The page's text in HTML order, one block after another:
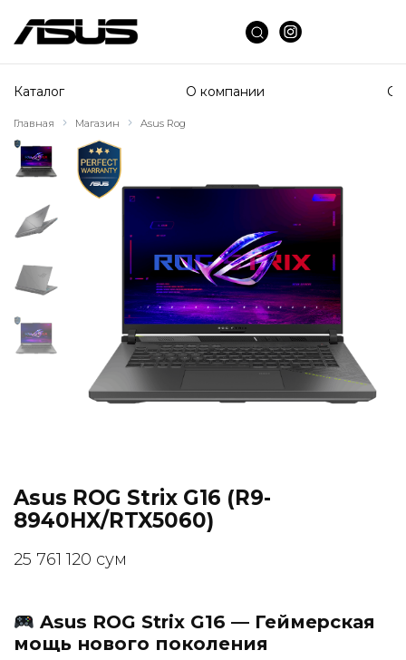
Каталог О компании
Главная Магазин Asus Rog
Asus ROG Strix G16 (R9-
8940HX/RTX5060)
25 761 120 сум
Asus ROG Strix G16 — Геймерская
мощь нового поколения